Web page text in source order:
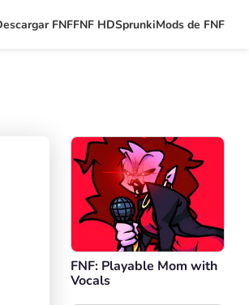
FNFFNF HDSprunkiMods de FNF
FNF: Playable Mom with
Vocals